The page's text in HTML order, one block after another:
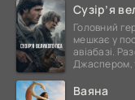
Сузір’я
Головний
мешкає у
авіабазі.
Джаспером,
Ваяна